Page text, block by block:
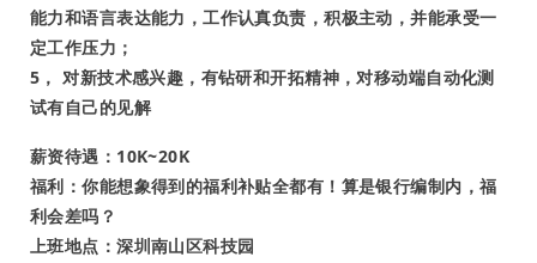
能力和语言表达能力，工作认真负责，积极主动，并能承受一
定工作压力；
5， 对新技术感兴趣，有钻研和开拓精神，对移动端自动化测
试有自己的见解
薪资待遇：10K~20K
福利：你能想象得到的福利补贴全都有！算是银行编制内，福
利会差吗？
上班地点：深圳南山区科技园